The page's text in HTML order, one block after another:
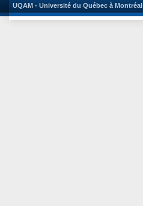
UQAM - Université du Québec à Montréal